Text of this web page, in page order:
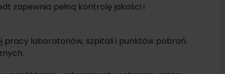
zapewnia pełną kontrolę jakości i
laboratoriów, szpitali i punktów pobrań.